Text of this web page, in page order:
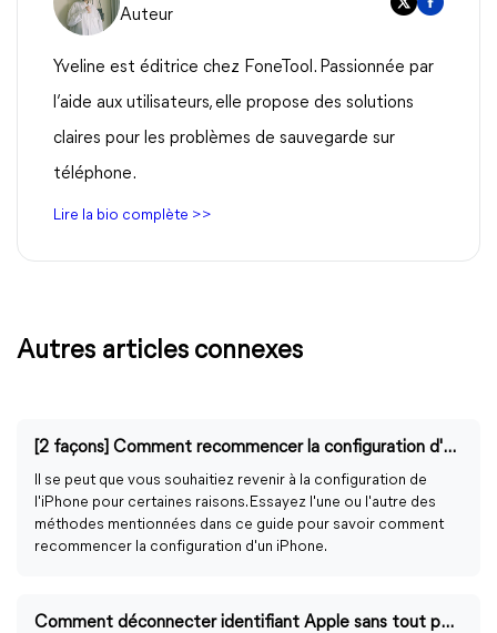
Auteur
Yveline est éditrice chez FoneTool. Passionnée par
l’aide aux utilisateurs, elle propose des solutions
claires pour les problèmes de sauvegarde sur
téléphone.
Lire la bio complète >>
Autres articles connexes
[2 façons] Comment recommencer la configuration d'un iPhone 14/13/12/11
Il se peut que vous souhaitiez revenir à la configuration de
l'iPhone pour certaines raisons. Essayez l'une ou l'autre des
méthodes mentionnées dans ce guide pour savoir comment
recommencer la configuration d'un iPhone.
Comment déconnecter identifiant Apple sans tout perdre